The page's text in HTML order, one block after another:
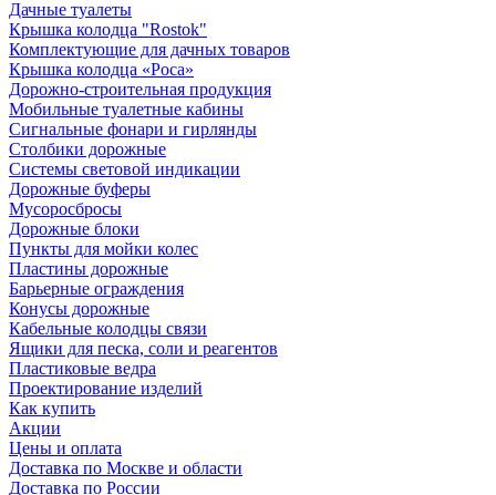
Дачные туалеты
Крышка колодца "Rostok"
Комплектующие для дачных товаров
Крышка колодца «Роса»
Дорожно-строительная продукция
Мобильные туалетные кабины
Сигнальные фонари и гирлянды
Столбики дорожные
Системы световой индикации
Дорожные буферы
Мусоросбросы
Дорожные блоки
Пункты для мойки колес
Пластины дорожные
Барьерные ограждения
Конусы дорожные
Кабельные колодцы связи
Ящики для песка, соли и реагентов
Пластиковые ведра
Проектирование изделий
Как купить
Акции
Цены и оплата
Доставка по Москве и области
Доставка по России